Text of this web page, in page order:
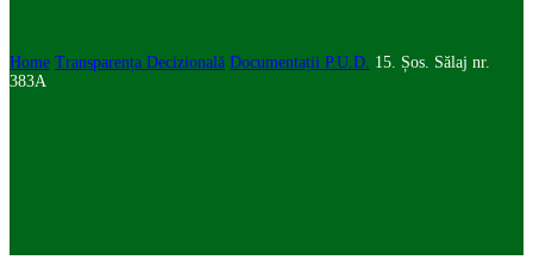
Home Transparența Decizională Documentații P.U.D. 15. Șos. Sălaj nr.
383A